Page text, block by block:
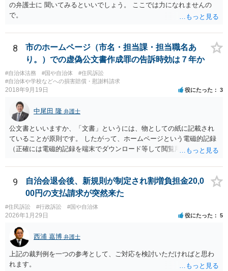
の弁護士に 聞いてみるといいでしょう。 ここでは力になれませんの
で。
8
市のホームページ（市名・担当課・担当職名あ
り。）での虚偽公文書作成罪の告訴時効は７年か
#自治体法務 #国や自治体
#住民訴訟
#自治体や学校などへの損害賠償・慰謝料請求
2018年9月19日 役にたった 3
中尾田 隆 弁護士
公文書といいますか、「文書」というには、物としての紙に記載され
ていることが原則です。 したがって、ホームページという電磁的記録
（正確には電磁的記録を端末でダウンロード等して閲覧用のソフトで
するか否かとなります。 また、自動計算シートが「権利、義務又は事
実証明に関する電磁的記録」に該当するか否かは、具体的な裁判とな
ったときに裁判所がどのように判断するかは予測できません。 私見で
すが、一般論としては、ホームページ上の自動計算シートはあくまで
参考の情報であり、何か手続きをするさいに具体的に算定することに
なると思われますので、「権利、義務又は事実証明に関する電磁的記
録」に該当しないと考えられます。 なお、刑法１６１条の２は「人の
事務処理を誤らせる目的で、」という要件がかかっているため、当該
目的を欠く場合は刑法１６１条の２に該当しません。
9
自治会退会後、新規則が制定され割増負担金20,0
00円の支払請求が突然来た
#住民訴訟 #行政訴訟 #国や自治体
2026年1月29日 役にたった 5
西浦 嘉博 弁護士
上記の裁判例を一つの参考として、ご対応を検討いただければと思わ
れます。